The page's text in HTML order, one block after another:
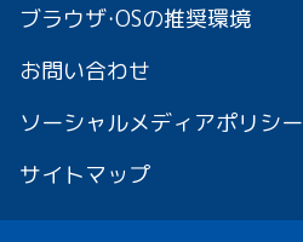
ブラウザ・OSの推奨環境
お問い合わせ
ソーシャルメディアポリシー
サイトマップ